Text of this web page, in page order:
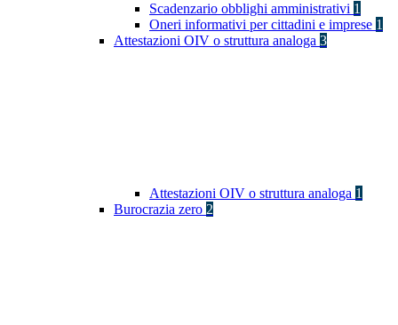
Scadenzario obblighi amministrativi 1
Oneri informativi per cittadini e imprese 1
Attestazioni OIV o struttura analoga 3
Attestazioni OIV o struttura analoga 1
Burocrazia zero 2